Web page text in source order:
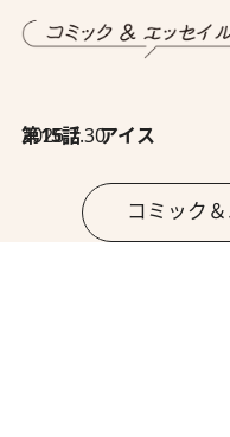
2026.7.30
第15話 アイス
コミック